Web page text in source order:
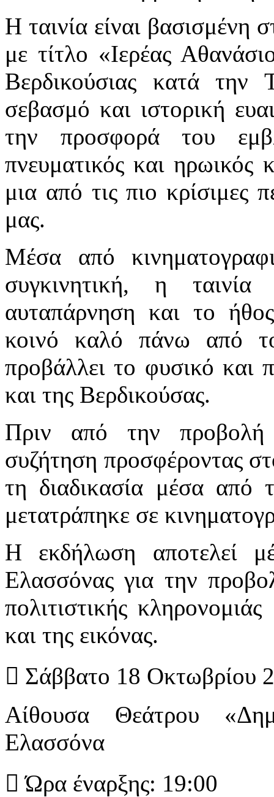
Η ταινία είναι βασισμένη
με τίτλο «Ιερέας
Βερδικούσιας κατά την
σεβασμό και ιστορική
την προσφορά του
πνευματικός και ηρωικός
μια από τις πιο κρίσιμες
μας.
Μέσα από
συγκινητική, η
αυταπάρνηση και το
κοινό καλό πάνω από
προβάλλει το φυσικό και
και της Βερδικούσας.
Πριν από την προβολή
συζήτηση προσφέροντας
τη διαδικασία μέσα από
μετατράπηκε σε
Η εκδήλωση αποτελεί
Ελασσόνας για την
πολιτιστικής
και της εικόνας.
 Σάββατο 18 Οκτωβρίου
Αίθουσα Θεάτρου
Ελασσόνα
 Ώρα έναρξης: 19:00